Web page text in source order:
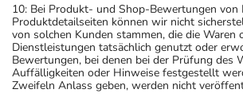
10: Bei Produkt- und Shop-Bewertungen von
Produktdetailseiten können wir nicht
von solchen Kunden stammen, die die Waren
Dienstleistungen tatsächlich genutzt oder
Bewertungen, bei denen bei der Prüfung des
Auffälligkeiten oder Hinweise festgestellt
Zweifeln Anlass geben, werden nicht